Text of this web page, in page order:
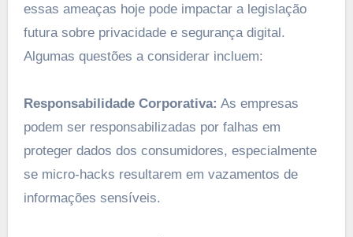
essas ameaças hoje pode impactar a legislação
futura sobre privacidade e segurança digital.
Algumas questões a considerar incluem:
Responsabilidade Corporativa: As empresas
podem ser responsabilizadas por falhas em
proteger dados dos consumidores, especialmente
se micro-hacks resultarem em vazamentos de
informações sensíveis.